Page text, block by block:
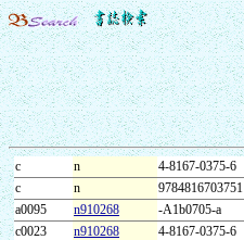
c n 4-8167-0375-6
c
n 9784816703751
a0095
n910268 -A1b0705-a
c0023
n910268 4-8167-0375-6